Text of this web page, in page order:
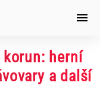
herní
a další